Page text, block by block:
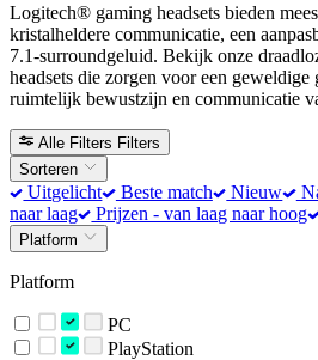
Logitech® gaming headsets bieden
kristalheldere communicatie, een
7.1-surroundgeluid. Bekijk onze
headsets die zorgen voor een geweldige
ruimtelijk bewustzijn en communicatie
Alle Filters Filters
Sorteren
Uitgelicht Beste match Nieuw
naar laag
Prijzen - van laag naar hoog
Platform
Platform
PC
PlayStation